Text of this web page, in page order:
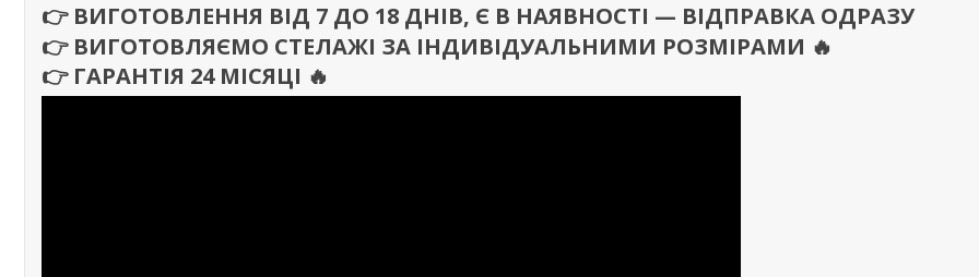
👉 ВИГОТОВЛЕННЯ ВІД 7 ДО 18 ДНІВ, Є В НАЯВНОСТІ — ВІДПРАВКА ОДРАЗУ
👉 ВИГОТОВЛЯЄМО СТЕЛАЖІ ЗА ІНДИВІДУАЛЬНИМИ РОЗМІРАМИ 🔥
👉 ГАРАНТІЯ 24 МІСЯЦІ 🔥